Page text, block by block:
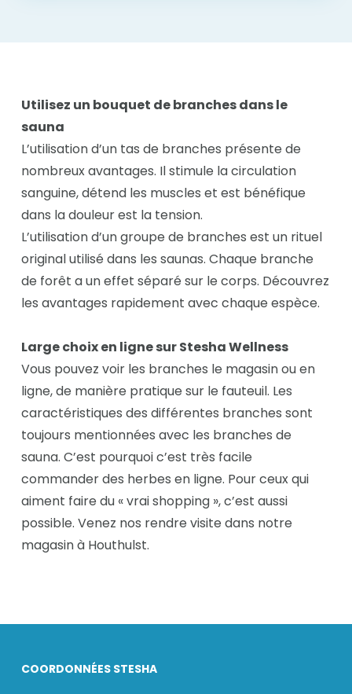
Utilisez un bouquet de branches dans le
sauna
L’utilisation d’un tas de branches présente de
nombreux avantages. Il stimule la circulation
sanguine, détend les muscles et est bénéfique
dans la douleur est la tension.
L’utilisation d’un groupe de branches est un rituel
original utilisé dans les saunas. Chaque branche
de forêt a un effet séparé sur le corps. Découvrez
les avantages rapidement avec chaque espèce.
Large choix en ligne sur Stesha Wellness
Vous pouvez voir les branches le magasin ou en
ligne, de manière pratique sur le fauteuil. Les
caractéristiques des différentes branches sont
toujours mentionnées avec les branches de
sauna. C’est pourquoi c’est très facile
commander des herbes en ligne. Pour ceux qui
aiment faire du « vrai shopping », c’est aussi
possible. Venez nos rendre visite dans notre
magasin à Houthulst.
COORDONNÉES STESHA